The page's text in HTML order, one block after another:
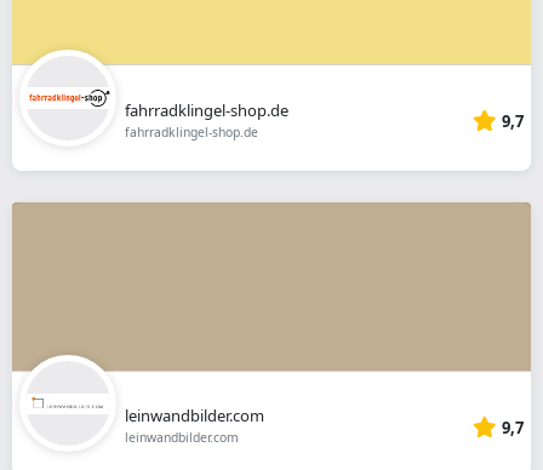
fahrradklingel-shop.de
fahrradklingel-shop.de 9,7
leinwandbilder.com
leinwandbilder.com 9,7